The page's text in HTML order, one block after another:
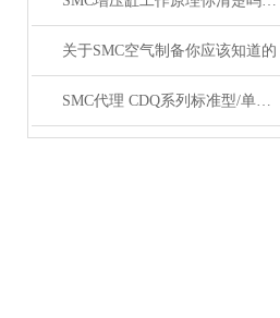
关于SMC空气制备你应该知道的
SMC代理 CDQ系列标准型/单杆双作用薄型气缸原装正品